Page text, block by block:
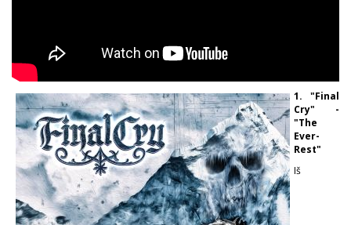
1. "Final
Cry" -
"The
Ever-
Rest"
Iš